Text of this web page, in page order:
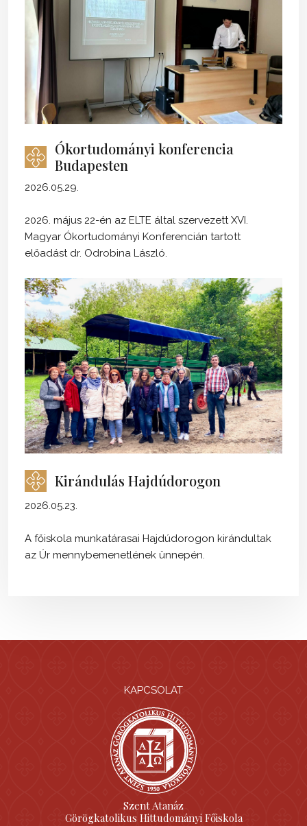
Ókortudományi konferencia
Budapesten
2026.05.29.
2026. május 22-én az ELTE által szervezett XVI.
Magyar Ókortudományi Konferencián tartott
előadást dr. Odrobina László.
Kirándulás Hajdúdorogon
2026.05.23.
A főiskola munkatárasai Hajdúdorogon kirándultak
az Úr mennybemenetlének ünnepén.
KAPCSOLAT
Szent Atanáz
Görögkatolikus Hittudományi Főiskola